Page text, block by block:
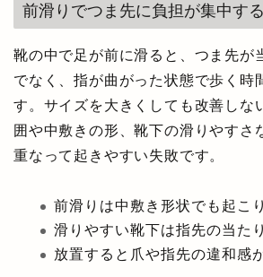
前滑りでつま先に負担が集中する
靴の中で足が前に滑ると、つま先が
でなく、指が曲がった状態で歩く時
す。サイズを大きくしても改善しな
囲や中敷きの形、靴下の滑りやすさ
重なって起きやすい失敗です。
前滑りは中敷き形状でも起こ
滑りやすい靴下は指先の当た
放置すると爪や指先の違和感